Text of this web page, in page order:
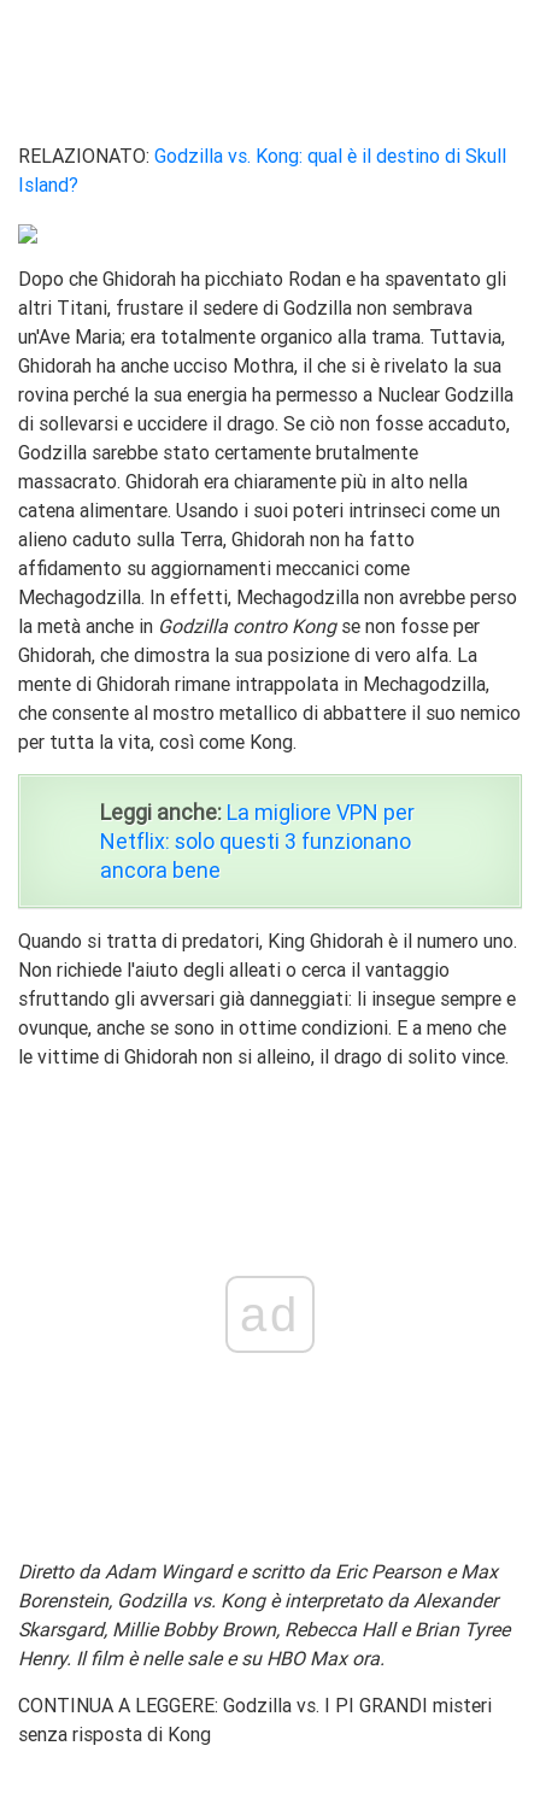
RELAZIONATO: Godzilla vs. Kong: qual è il destino di Skull
Island?
Dopo che Ghidorah ha picchiato Rodan e ha spaventato gli
altri Titani, frustare il sedere di Godzilla non sembrava
un'Ave Maria; era totalmente organico alla trama. Tuttavia,
Ghidorah ha anche ucciso Mothra, il che si è rivelato la sua
rovina perché la sua energia ha permesso a Nuclear Godzilla
di sollevarsi e uccidere il drago. Se ciò non fosse accaduto,
Godzilla sarebbe stato certamente brutalmente
massacrato. Ghidorah era chiaramente più in alto nella
catena alimentare. Usando i suoi poteri intrinseci come un
alieno caduto sulla Terra, Ghidorah non ha fatto
affidamento su aggiornamenti meccanici come
Mechagodzilla. In effetti, Mechagodzilla non avrebbe perso
la metà anche in Godzilla contro Kongse non fosse per
Ghidorah, che dimostra la sua posizione di vero alfa. La
mente di Ghidorah rimane intrappolata in Mechagodzilla,
che consente al mostro metallico di abbattere il suo nemico
per tutta la vita, così come Kong.
Leggi anche: La migliore VPN per
Netflix: solo questi 3 funzionano
ancora bene
Quando si tratta di predatori, King Ghidorah è il numero uno.
Non richiede l'aiuto degli alleati o cerca il vantaggio
sfruttando gli avversari già danneggiati: li insegue sempre e
ovunque, anche se sono in ottime condizioni. E a meno che
le vittime di Ghidorah non si alleino, il drago di solito vince.
ad
Diretto da Adam Wingard e scritto da Eric Pearson e Max
Borenstein, Godzilla vs. Kong è interpretato da Alexander
Skarsgard, Millie Bobby Brown, Rebecca Hall e Brian Tyree
Henry. Il film è nelle sale e su HBO Max ora.
CONTINUA A LEGGERE: Godzilla vs. I PI GRANDI misteri
senza risposta di Kong